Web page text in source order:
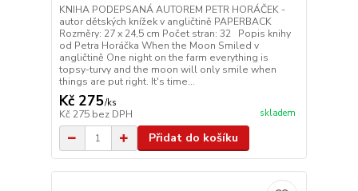
KNIHA PODEPSANÁ AUTOREM PETR HORÁČEK -
autor dětských knížek v angličtině PAPERBACK
Rozměry: 27 x 24,5 cm Počet stran: 32 Popis knihy
od Petra Horáčka When the Moon Smiled v
angličtině One night on the farm everything is
topsy-turvy and the moon will only smile when
things are put right. It's time...
Kč 275/ks
Kč 275 bez DPH skladem
Přidat do košíku